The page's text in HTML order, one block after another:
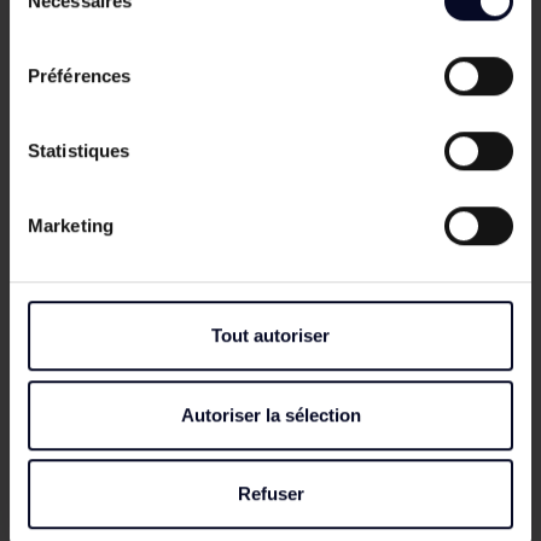
Préférences
Statistiques
Marketing
Tout autoriser
Autoriser la sélection
Refuser
Produits complémentaires